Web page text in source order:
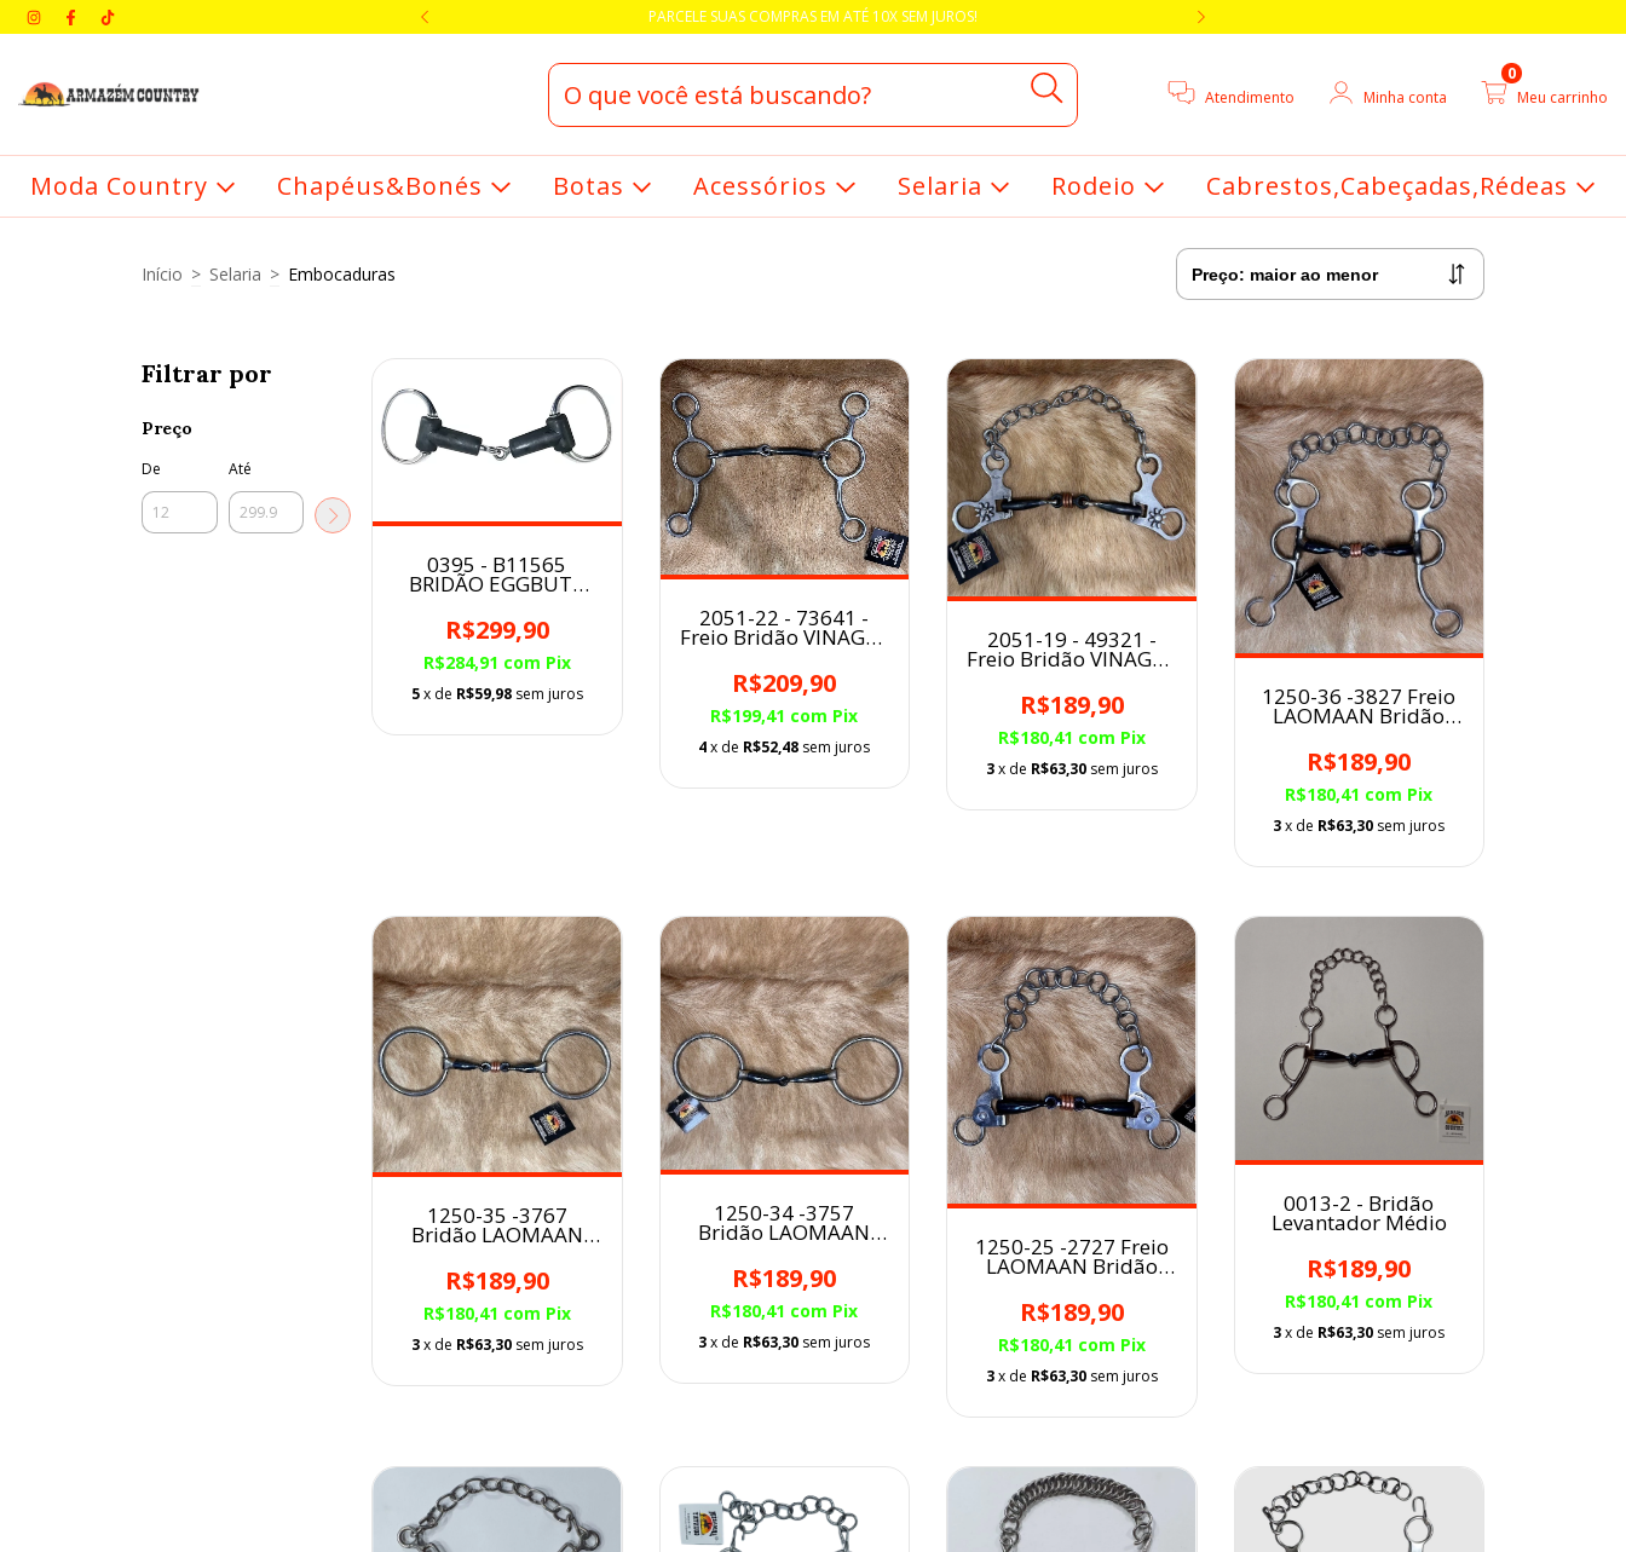
COMPRA: BEMVINDO PARCELE SUAS COMPRAS EM ATÉ 10X SEM JUROS!
Atendimento Minha conta Meu carrinho
0
Moda Country Chapéus&Bonés Botas Acessórios Selaria Rodeio Cabrestos,Cabeçadas,Rédeas
Início > Selaria > Embocaduras
Filtrar por
Preço
De Até
0395 - B11565
BRIDÃO EGGBUTT
ARTICULADO
R$299,90
R$284,91 com Pix
5x de R$59,98 sem juros
2051-22 - 73641 -
Freio Bridão VINAGRE
Liso
R$209,90
R$199,41 com Pix
4x de R$52,48 sem juros
2051-19 - 49321 -
Freio Bridão VINAGRE
Marchador 12,7
R$189,90
R$180,41 com Pix
3x de R$63,30 sem juros
1250-36 -3827 Freio
LAOMAAN Bridão
salivador
R$189,90
R$180,41 com Pix
3x de R$63,30 sem juros
1250-35 -3767
Bridão LAOMAAN
Salivador
R$189,90
R$180,41 com Pix
3x de R$63,30 sem juros
1250-34 -3757
Bridão LAOMAAN
R$189,90
R$180,41 com Pix
3x de R$63,30 sem juros
1250-25 -2727 Freio
LAOMAAN Bridão
com salivador
R$189,90
R$180,41 com Pix
3x de R$63,30 sem juros
0013-2 - Bridão
Levantador Médio
R$189,90
R$180,41 com Pix
3x de R$63,30 sem juros